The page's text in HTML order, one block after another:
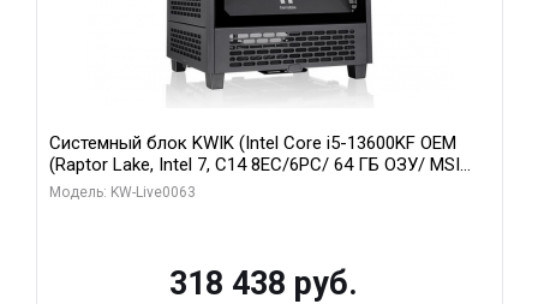
Системный блок KWIK (Intel Core i5-13600KF OEM
(Raptor Lake, Intel 7, C14 8EC/6PC/ 64 ГБ ОЗУ/ MSI
RTX5080 VENTUS 3X OC 16GB GDDR7 256bit 3xDP
Модель: KW-Live0063
318 438 руб.